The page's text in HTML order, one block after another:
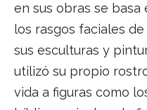
en sus obras se
los rasgos faciales
sus esculturas y
utilizó su propio
vida a figuras como